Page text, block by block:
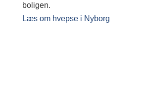
boligen.
Læs om hvepse i Nyborg